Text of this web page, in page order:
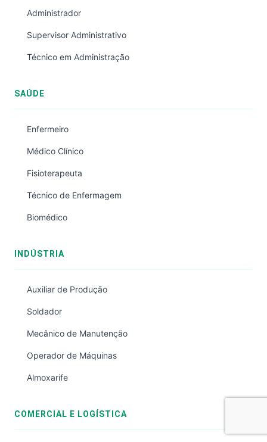
Administrador
Supervisor Administrativo
Técnico em Administração
SAÚDE
Enfermeiro
Médico Clínico
Fisioterapeuta
Técnico de Enfermagem
Biomédico
INDÚSTRIA
Auxiliar de Produção
Soldador
Mecânico de Manutenção
Operador de Máquinas
Almoxarife
COMERCIAL E LOGÍSTICA